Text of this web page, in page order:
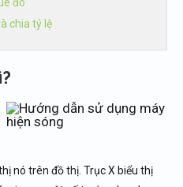
chia tỷ lệ
nó trên đồ thị. Trục X biểu thị